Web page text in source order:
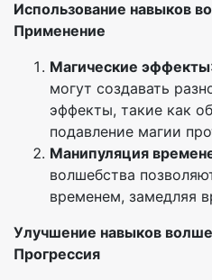
Использование навыков
Применение
Магические эффекты
могут создавать
эффекты, такие как
подавление магии
Манипуляция
волшебства
временем, замедляя
Улучшение навыков
Прогрессия